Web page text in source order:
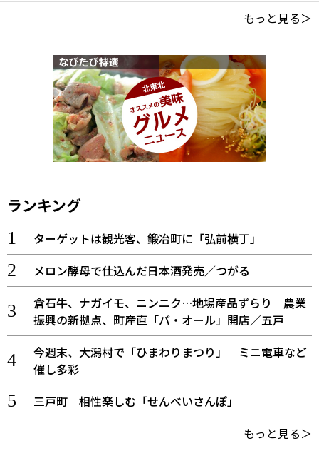
もっと見る＞
ランキング
ターゲットは観光客、鍛冶町に「弘前横丁」
メロン酵母で仕込んだ日本酒発売／つがる
倉石牛、ナガイモ、ニンニク…地場産品ずらり 農業
振興の新拠点、町産直「バ・オール」開店／五戸
今週末、大潟村で「ひまわりまつり」 ミニ電車など
催し多彩
三戸町 相性楽しむ「せんべいさんぽ」
もっと見る＞